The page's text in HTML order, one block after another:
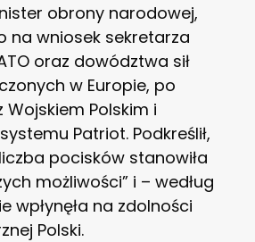
obrony narodowej,
na wniosek sekretarza
oraz dowództwa sił
w Europie, po
Polskim i
Patriot. Podkreślił,
pocisków stanowiła
możliwości” i – według
wpłynęła na zdolności
Polski.